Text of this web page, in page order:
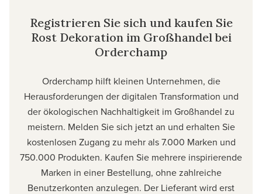
Registrieren Sie sich und kaufen Sie
Rost Dekoration im Großhandel bei
Orderchamp
Orderchamp hilft kleinen Unternehmen, die
Herausforderungen der digitalen Transformation und
der ökologischen Nachhaltigkeit im Großhandel zu
meistern. Melden Sie sich jetzt an und erhalten Sie
kostenlosen Zugang zu mehr als 7.000 Marken und
750.000 Produkten. Kaufen Sie mehrere inspirierende
Marken in einer Bestellung, ohne zahlreiche
Benutzerkonten anzulegen. Der Lieferant wird erst